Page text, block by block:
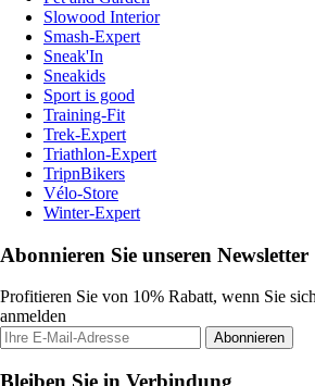
Slowood Interior
Smash-Expert
Sneak'In
Sneakids
Sport is good
Training-Fit
Trek-Expert
Triathlon-Expert
TripnBikers
Vélo-Store
Winter-Expert
Abonnieren Sie unseren Newsletter
Profitieren Sie von 10% Rabatt, wenn Sie
anmelden
Abonnieren
Bleiben Sie in Verbindung